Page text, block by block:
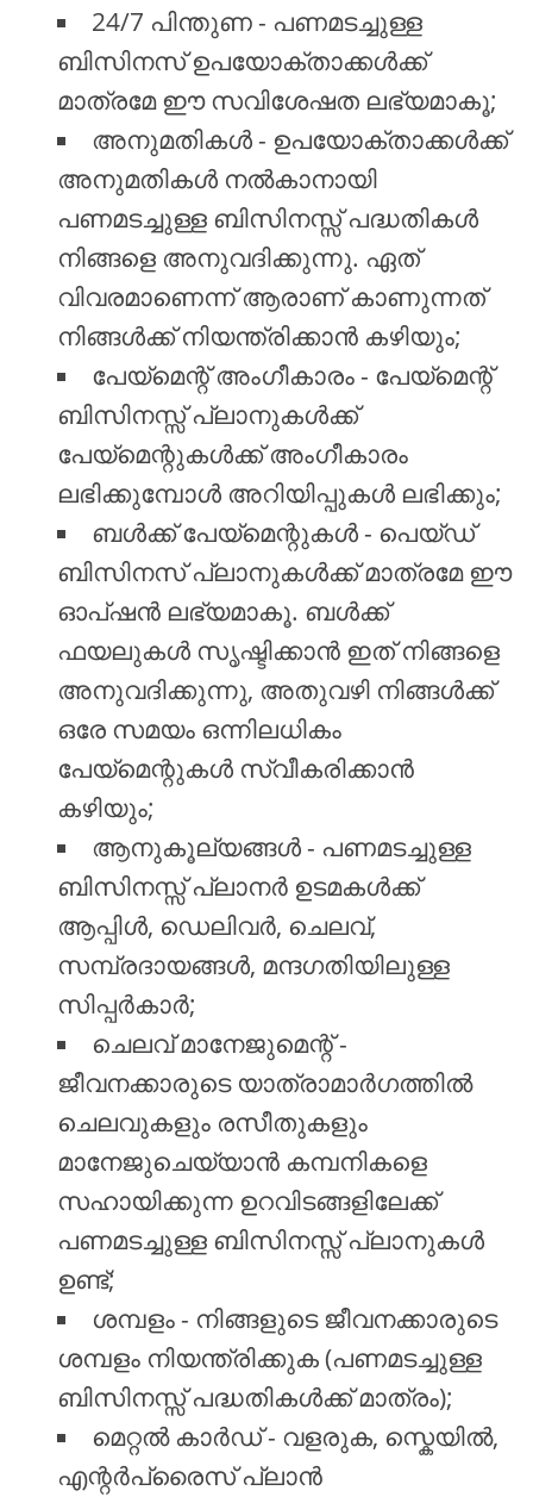
24/7 പിന്തുണ - പണമടച്ചുള്ള
ബിസിനസ് ഉപയോക്താക്കൾക്ക്
മാത്രമേ ഈ സവിശേഷത ലഭ്യമാകൂ;
അനുമതികൾ - ഉപയോക്താക്കൾക്ക്
അനുമതികൾ നൽകാനായി
പണമടച്ചുള്ള ബിസിനസ്സ് പദ്ധതികൾ
നിങ്ങളെ അനുവദിക്കുന്നു. ഏത്
വിവരമാണെന്ന് ആരാണ് കാണുന്നത്
നിങ്ങൾക്ക് നിയന്ത്രിക്കാൻ കഴിയും;
പേയ്മെന്റ് അംഗീകാരം - പേയ്മെന്റ്
ബിസിനസ്സ് പ്ലാനുകൾക്ക്
പേയ്മെന്റുകൾക്ക് അംഗീകാരം
ലഭിക്കുമ്പോൾ അറിയിപ്പുകൾ ലഭിക്കും;
ബൾക്ക് പേയ്മെന്റുകൾ - പെയ്ഡ്
ബിസിനസ് പ്ലാനുകൾക്ക് മാത്രമേ ഈ
ഓപ്ഷൻ ലഭ്യമാകൂ. ബൾക്ക്
ഫയലുകൾ സൃഷ്ടിക്കാൻ ഇത് നിങ്ങളെ
അനുവദിക്കുന്നു, അതുവഴി നിങ്ങൾക്ക്
ഒരേ സമയം ഒന്നിലധികം
പേയ്മെന്റുകൾ സ്വീകരിക്കാൻ
കഴിയും;
ആനുകൂല്യങ്ങൾ - പണമടച്ചുള്ള
ബിസിനസ്സ് പ്ലാനർ ഉടമകൾക്ക്
ആപ്പിൾ, ഡെലിവർ, ചെലവ്,
സമ്പ്രദായങ്ങൾ, മന്ദഗതിയിലുള്ള
സിപ്പർകാർ;
ചെലവ് മാനേജുമെന്റ് -
ജീവനക്കാരുടെ യാത്രാമാർഗത്തിൽ
ചെലവുകളും രസീതുകളും
മാനേജുചെയ്യാൻ കമ്പനികളെ
സഹായിക്കുന്ന ഉറവിടങ്ങളിലേക്ക്
പണമടച്ചുള്ള ബിസിനസ്സ് പ്ലാനുകൾ
ഉണ്ട്;
ശമ്പളം - നിങ്ങളുടെ ജീവനക്കാരുടെ
ശമ്പളം നിയന്ത്രിക്കുക (പണമടച്ചുള്ള
ബിസിനസ്സ് പദ്ധതികൾക്ക് മാത്രം);
മെറ്റൽ കാർഡ് - വളരുക, സ്കെയിൽ,
എന്റർപ്രൈസ് പ്ലാൻ